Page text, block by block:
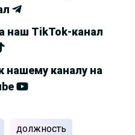
наш TikTok-канал
нашему каналу на
должность